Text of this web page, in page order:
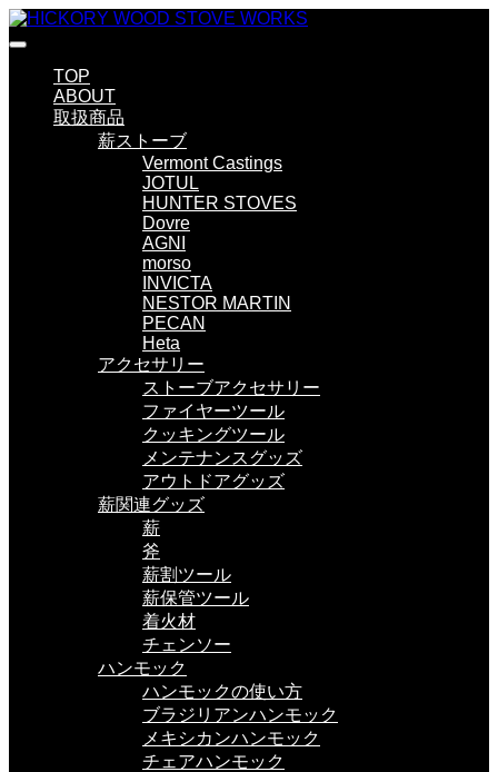
TOP
ABOUT
取扱商品
薪ストーブ
Vermont Castings
JOTUL
HUNTER STOVES
Dovre
AGNI
morso
INVICTA
NESTOR MARTIN
PECAN
Heta
アクセサリー
ストーブアクセサリー
ファイヤーツール
クッキングツール
メンテナンスグッズ
アウトドアグッズ
薪関連グッズ
薪
斧
薪割ツール
薪保管ツール
着火材
チェンソー
ハンモック
ハンモックの使い方
ブラジリアンハンモック
メキシカンハンモック
チェアハンモック